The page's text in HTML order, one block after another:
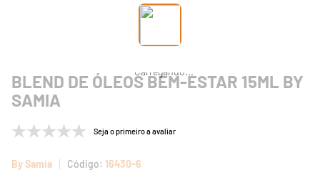
BLEND DE ÓLEOS BEM-ESTAR 15ML BY
SAMIA
Seja o primeiro a avaliar
By Samia 16430-6